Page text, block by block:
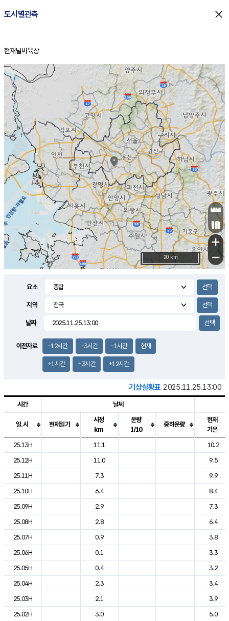
도시별관측 close
홈
현재날씨 육상
+
−
20 km
요소
지역
날짜
이전자료 -12시간 -3시간 -1시간 현재
+1시간 +3시간 +12시간
기상실황표 2025.11.25.13:00
도시별 기상실황표로 지점, 날씨, 기온, 강수, 바람, 기압등을 안내한 표입
시간 날씨
일.시 현재일기
시정
km
운량
1/10
중하운량
현재
기온
25.13H
11.1
10.2
25.12H
11.0
9.5
25.11H
7.3
9.9
25.10H
6.4
8.4
25.09H
2.9
7.3
25.08H
2.8
6.4
25.07H
0.9
3.8
25.06H
0.1
3.3
25.05H
0.4
3.2
25.04H
2.3
3.4
25.03H
2.1
3.9
25.02H
3.0
5.0